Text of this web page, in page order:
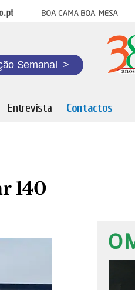
Boa cama boa mesa
Semanal >
Entrevista Contactos
140